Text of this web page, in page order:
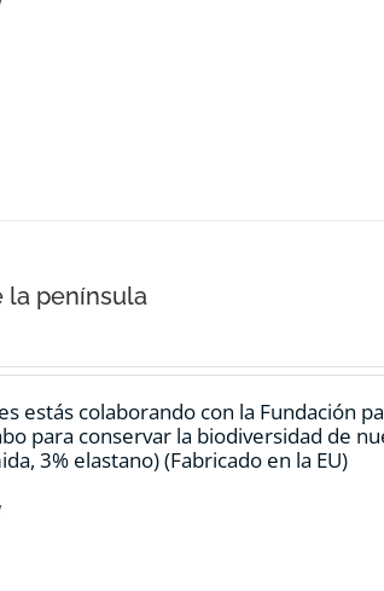
la península
estás colaborando con la Fundación
para conservar la biodiversidad de
3% elastano) (Fabricado en la EU)